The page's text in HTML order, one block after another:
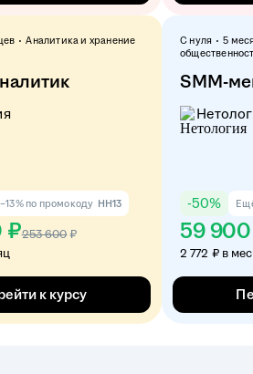
Аналитика и хранение
по промокоду HH13
₽253 600 ₽
к курсу
С нуля 5
SMM-
-50%
59
2 772 ₽ в